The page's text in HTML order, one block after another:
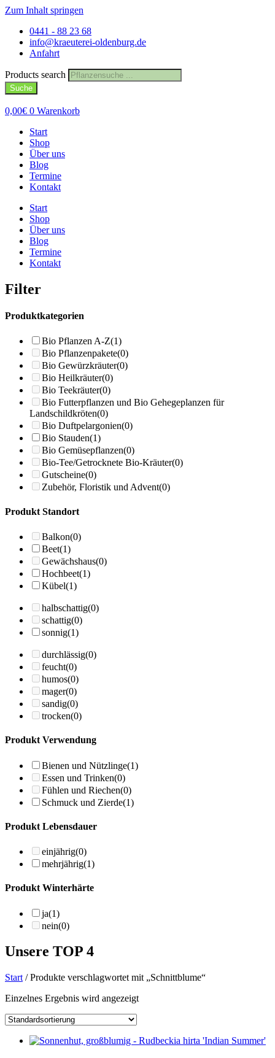
Zum Inhalt springen
0441 - 88 23 68
info@kraeuterei-oldenburg.de
Anfahrt
Products search
Suche
0,00€ 0 Warenkorb
Start
Shop
Über uns
Blog
Termine
Kontakt
Start
Shop
Über uns
Blog
Termine
Kontakt
Filter
Produktkategorien
Bio Pflanzen A-Z(1)
Bio Pflanzenpakete(0)
Bio Gewürzkräuter(0)
Bio Heilkräuter(0)
Bio Teekräuter(0)
Bio Futterpflanzen und Bio Gehegeplanzen für
Landschildkröten(0)
Bio Duftpelargonien(0)
Bio Stauden(1)
Bio Gemüsepflanzen(0)
Bio-Tee/Getrocknete Bio-Kräuter(0)
Gutscheine(0)
Zubehör, Floristik und Advent(0)
Produkt Standort
Balkon(0)
Beet(1)
Gewächshaus(0)
Hochbeet(1)
Kübel(1)
halbschattig(0)
schattig(0)
sonnig(1)
durchlässig(0)
feucht(0)
humos(0)
mager(0)
sandig(0)
trocken(0)
Produkt Verwendung
Bienen und Nützlinge(1)
Essen und Trinken(0)
Fühlen und Riechen(0)
Schmuck und Zierde(1)
Produkt Lebensdauer
einjährig(0)
mehrjährig(1)
Produkt Winterhärte
ja(1)
nein(0)
Unsere TOP 4
Start / Produkte verschlagwortet mit „Schnittblume“
Einzelnes Ergebnis wird angezeigt